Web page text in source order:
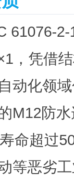
61076-
，凭借
动化领
M12防
命超过
等恶劣